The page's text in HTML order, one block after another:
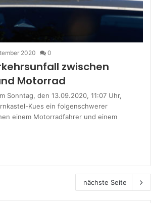
2020 0
zwischen
Motorrad
Sonntag, den 13.09.2020, 11:07 Uhr,
Kues ein folgenschwerer
einem Motorradfahrer und einem
nächste Seite